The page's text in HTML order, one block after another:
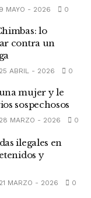
9 MAYO - 2026 0
lo
contra un
25 ABRIL - 2026 0
mujer y le
sospechosos
28 MARZO - 2026 0
ilegales en
y
21 MARZO - 2026 0